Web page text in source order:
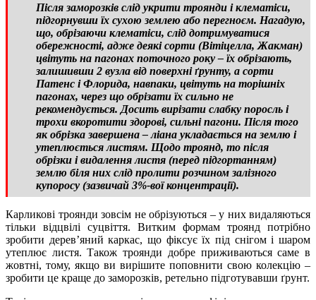
Після заморозків слід укрити троянди і клематіси,
підгорнувши їх сухою землею або перегноєм. Нагадую,
що, обрізаючи клематіси, слід дотримуватися
обережності, адже деякі сорти (Вітіцелла, Жакман)
цвітуть на пагонах поточного року – їх обрізають,
залишивши 2 вузла від поверхні ґрунту, а сорти
Патенс і Флорида, навпаки, цвітуть на торішніх
пагонах, через що обрізати їх сильно не
рекомендується. Досить вирізати слабку поросль і
трохи вкоротити здорові, сильні пагони. Після того
як обрізка завершена – ліана укладається на землю і
утеплюється листям. Щодо троянд, то після
обрізки і видалення листя (перед підгортанням)
землю біля них слід пролити розчином залізного
купоросу (зазвичай 3%-вої концентрації).
Карликові троянди зовсім не обрізуються – у них видаляються
тільки відцвілі суцвіття. Витким формам троянд потрібно
зробити дерев’яний каркас, що фіксує їх під снігом і шаром
утеплює листя. Також троянди добре приживаються саме в
жовтні, тому, якщо ви вирішите поповнити свою колекцію –
зробити це краще до заморозків, ретельно підготувавши ґрунт.